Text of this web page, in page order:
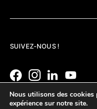
SUIVEZ-NOUS !
Nous utilisons des
expérience sur notre site.